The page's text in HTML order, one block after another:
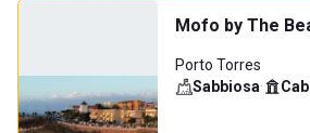
Mofo by The
Porto Torres
Sabbiosa·